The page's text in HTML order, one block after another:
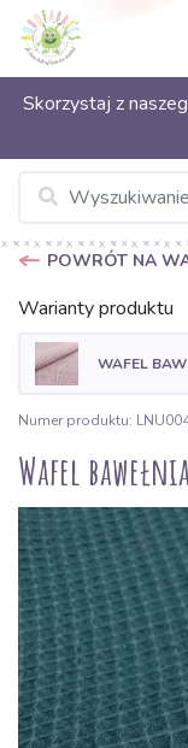
Skorzystaj z
POWRÓT NA
Warianty produktu
WAFEL
Numer produktu:
Wafel